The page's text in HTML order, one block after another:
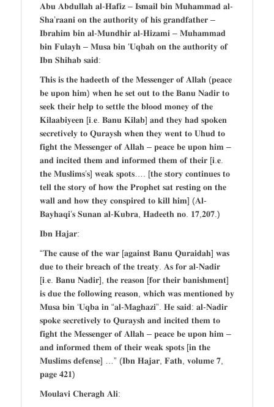
𝐀𝐛𝐮 𝐀𝐛𝐝𝐮𝐥𝐥𝐚𝐡 𝐚𝐥-𝐇𝐚𝐟𝐢𝐳 – 𝐈𝐬𝐦𝐚𝐢𝐥 𝐛𝐢𝐧 𝐌𝐮𝐡𝐚𝐦𝐦𝐚𝐝 𝐚𝐥-
𝐒𝐡𝐚’𝐫𝐚𝐚𝐧𝐢 𝐨𝐧 𝐭𝐡𝐞 𝐚𝐮𝐭𝐡𝐨𝐫𝐢𝐭𝐲 𝐨𝐟 𝐡𝐢𝐬 𝐠𝐫𝐚𝐧𝐝𝐟𝐚𝐭𝐡𝐞𝐫 –
𝐈𝐛𝐫𝐚𝐡𝐢𝐦 𝐛𝐢𝐧 𝐚𝐥-𝐌𝐮𝐧𝐝𝐡𝐢𝐫 𝐚𝐥-𝐇𝐢𝐳𝐚𝐦𝐢 – 𝐌𝐮𝐡𝐚𝐦𝐦𝐚𝐝
𝐛𝐢𝐧 𝐅𝐮𝐥𝐚𝐲𝐡 – 𝐌𝐮𝐬𝐚 𝐛𝐢𝐧 ‘𝐔𝐪𝐛𝐚𝐡 𝐨𝐧 𝐭𝐡𝐞 𝐚𝐮𝐭𝐡𝐨𝐫𝐢𝐭𝐲 𝐨𝐟
𝐈𝐛𝐧 𝐒𝐡𝐢𝐡𝐚𝐛 𝐬𝐚𝐢𝐝:
𝐓𝐡𝐢𝐬 𝐢𝐬 𝐭𝐡𝐞 𝐡𝐚𝐝𝐞𝐞𝐭𝐡 𝐨𝐟 𝐭𝐡𝐞 𝐌𝐞𝐬𝐬𝐞𝐧𝐠𝐞𝐫 𝐨𝐟 𝐀𝐥𝐥𝐚𝐡 (𝐩𝐞𝐚𝐜𝐞
𝐛𝐞 𝐮𝐩𝐨𝐧 𝐡𝐢𝐦) 𝐰𝐡𝐞𝐧 𝐡𝐞 𝐬𝐞𝐭 𝐨𝐮𝐭 𝐭𝐨 𝐭𝐡𝐞 𝐁𝐚𝐧𝐮 𝐍𝐚𝐝𝐢𝐫 𝐭𝐨
𝐬𝐞𝐞𝐤 𝐭𝐡𝐞𝐢𝐫 𝐡𝐞𝐥𝐩 𝐭𝐨 𝐬𝐞𝐭𝐭𝐥𝐞 𝐭𝐡𝐞 𝐛𝐥𝐨𝐨𝐝 𝐦𝐨𝐧𝐞𝐲 𝐨𝐟 𝐭𝐡𝐞
𝐊𝐢𝐥𝐚𝐚𝐛𝐢𝐲𝐞𝐞𝐧 [𝐢.𝐞. 𝐁𝐚𝐧𝐮 𝐊𝐢𝐥𝐚𝐛] 𝐚𝐧𝐝 𝐭𝐡𝐞𝐲 𝐡𝐚𝐝 𝐬𝐩𝐨𝐤𝐞𝐧
𝐬𝐞𝐜𝐫𝐞𝐭𝐢𝐯𝐞𝐥𝐲 𝐭𝐨 𝐐𝐮𝐫𝐚𝐲𝐬𝐡 𝐰𝐡𝐞𝐧 𝐭𝐡𝐞𝐲 𝐰𝐞𝐧𝐭 𝐭𝐨 𝐔𝐡𝐮𝐝 𝐭𝐨
𝐟𝐢𝐠𝐡𝐭 𝐭𝐡𝐞 𝐌𝐞𝐬𝐬𝐞𝐧𝐠𝐞𝐫 𝐨𝐟 𝐀𝐥𝐥𝐚𝐡 – 𝐩𝐞𝐚𝐜𝐞 𝐛𝐞 𝐮𝐩𝐨𝐧 𝐡𝐢𝐦 –
𝐚𝐧𝐝 𝐢𝐧𝐜𝐢𝐭𝐞𝐝 𝐭𝐡𝐞𝐦 𝐚𝐧𝐝 𝐢𝐧𝐟𝐨𝐫𝐦𝐞𝐝 𝐭𝐡𝐞𝐦 𝐨𝐟 𝐭𝐡𝐞𝐢𝐫 [𝐢.𝐞.
𝐭𝐡𝐞 𝐌𝐮𝐬𝐥𝐢𝐦𝐬’𝐬] 𝐰𝐞𝐚𝐤 𝐬𝐩𝐨𝐭𝐬…. [𝐭𝐡𝐞 𝐬𝐭𝐨𝐫𝐲 𝐜𝐨𝐧𝐭𝐢𝐧𝐮𝐞𝐬 𝐭𝐨
𝐭𝐞𝐥𝐥 𝐭𝐡𝐞 𝐬𝐭𝐨𝐫𝐲 𝐨𝐟 𝐡𝐨𝐰 𝐭𝐡𝐞 𝐏𝐫𝐨𝐩𝐡𝐞𝐭 𝐬𝐚𝐭 𝐫𝐞𝐬𝐭𝐢𝐧𝐠 𝐨𝐧 𝐭𝐡𝐞
𝐰𝐚𝐥𝐥 𝐚𝐧𝐝 𝐡𝐨𝐰 𝐭𝐡𝐞𝐲 𝐜𝐨𝐧𝐬𝐩𝐢𝐫𝐞𝐝 𝐭𝐨 𝐤𝐢𝐥𝐥 𝐡𝐢𝐦] (𝐀𝐥-
𝐁𝐚𝐲𝐡𝐚𝐪𝐢’𝐬 𝐒𝐮𝐧𝐚𝐧 𝐚𝐥-𝐊𝐮𝐛𝐫𝐚, 𝐇𝐚𝐝𝐞𝐞𝐭𝐡 𝐧𝐨. 𝟏𝟕,𝟐𝟎𝟕.)
𝐈𝐛𝐧 𝐇𝐚𝐣𝐚𝐫:
“𝐓𝐡𝐞 𝐜𝐚𝐮𝐬𝐞 𝐨𝐟 𝐭𝐡𝐞 𝐰𝐚𝐫 [𝐚𝐠𝐚𝐢𝐧𝐬𝐭 𝐁𝐚𝐧𝐮 𝐐𝐮𝐫𝐚𝐢𝐝𝐚𝐡] 𝐰𝐚𝐬
𝐝𝐮𝐞 𝐭𝐨 𝐭𝐡𝐞𝐢𝐫 𝐛𝐫𝐞𝐚𝐜𝐡 𝐨𝐟 𝐭𝐡𝐞 𝐭𝐫𝐞𝐚𝐭𝐲. 𝐀𝐬 𝐟𝐨𝐫 𝐚𝐥-𝐍𝐚𝐝𝐢𝐫
[𝐢.𝐞. 𝐁𝐚𝐧𝐮 𝐍𝐚𝐝𝐢𝐫], 𝐭𝐡𝐞 𝐫𝐞𝐚𝐬𝐨𝐧 [𝐟𝐨𝐫 𝐭𝐡𝐞𝐢𝐫 𝐛𝐚𝐧𝐢𝐬𝐡𝐦𝐞𝐧𝐭]
𝐢𝐬 𝐝𝐮𝐞 𝐭𝐡𝐞 𝐟𝐨𝐥𝐥𝐨𝐰𝐢𝐧𝐠 𝐫𝐞𝐚𝐬𝐨𝐧, 𝐰𝐡𝐢𝐜𝐡 𝐰𝐚𝐬 𝐦𝐞𝐧𝐭𝐢𝐨𝐧𝐞𝐝 𝐛𝐲
𝐌𝐮𝐬𝐚 𝐛𝐢𝐧 ‘𝐔𝐪𝐛𝐚 𝐢𝐧 “𝐚𝐥-𝐌𝐚𝐠𝐡𝐚𝐳𝐢”. 𝐇𝐞 𝐬𝐚𝐢𝐝: 𝐚𝐥-𝐍𝐚𝐝𝐢𝐫
𝐬𝐩𝐨𝐤𝐞 𝐬𝐞𝐜𝐫𝐞𝐭𝐢𝐯𝐞𝐥𝐲 𝐭𝐨 𝐐𝐮𝐫𝐚𝐲𝐬𝐡 𝐚𝐧𝐝 𝐢𝐧𝐜𝐢𝐭𝐞𝐝 𝐭𝐡𝐞𝐦 𝐭𝐨
𝐟𝐢𝐠𝐡𝐭 𝐭𝐡𝐞 𝐌𝐞𝐬𝐬𝐞𝐧𝐠𝐞𝐫 𝐨𝐟 𝐀𝐥𝐥𝐚𝐡 – 𝐩𝐞𝐚𝐜𝐞 𝐛𝐞 𝐮𝐩𝐨𝐧 𝐡𝐢𝐦 –
𝐚𝐧𝐝 𝐢𝐧𝐟𝐨𝐫𝐦𝐞𝐝 𝐭𝐡𝐞𝐦 𝐨𝐟 𝐭𝐡𝐞𝐢𝐫 𝐰𝐞𝐚𝐤 𝐬𝐩𝐨𝐭𝐬 [𝐢𝐧 𝐭𝐡𝐞
𝐌𝐮𝐬𝐥𝐢𝐦𝐬 𝐝𝐞𝐟𝐞𝐧𝐬𝐞] …” (𝐈𝐛𝐧 𝐇𝐚𝐣𝐚𝐫, 𝐅𝐚𝐭𝐡, 𝐯𝐨𝐥𝐮𝐦𝐞 𝟕,
𝐩𝐚𝐠𝐞 𝟒𝟐𝟏)
𝐌𝐨𝐮𝐥𝐚𝐯𝐢 𝐂𝐡𝐞𝐫𝐚𝐠𝐡 𝐀𝐥𝐢: